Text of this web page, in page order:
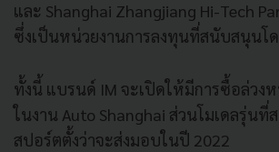
และ Shanghai Zhangjiang Hi-Tech
ซึ่งเป็นหน่วยงานการลงทุนที่สนับสนุนโ
ทั้งนี้ แบรนด์ IM จะเปิดให้มีการซื้อล่วงห
ในงาน Auto Shanghai ส่วนโมเดลรุ่นที่
สปอร์ตตั้งว่าจะส่งมอบในปี 2022